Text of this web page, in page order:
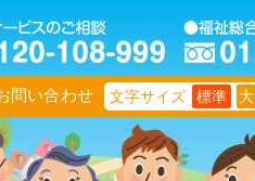
問い合わせ 文字サイズ 標準 大